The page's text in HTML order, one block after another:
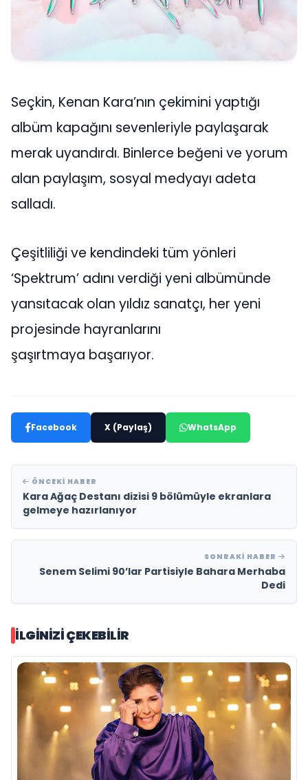
Seçkin, Kenan Kara’nın çekimini yaptığı
albüm kapağını sevenleriyle paylaşarak
merak uyandırdı. Binlerce beğeni ve yorum
alan paylaşım, sosyal medyayı adeta
salladı.
Çeşitliliği ve kendindeki tüm yönleri
‘Spektrum’ adını verdiği yeni albümünde
yansıtacak olan yıldız sanatçı, her yeni
projesinde hayranlarını
şaşırtmaya başarıyor.
Facebook X (Paylaş) WhatsApp
ÖNCEKI HABER
Kara Ağaç Destanı dizisi 9 bölümüyle ekranlara
gelmeye hazırlanıyor
SONRAKI HABER
Senem Selimi 90’lar Partisiyle Bahara Merhaba
Dedi
İLGINIZI ÇEKEBILIR